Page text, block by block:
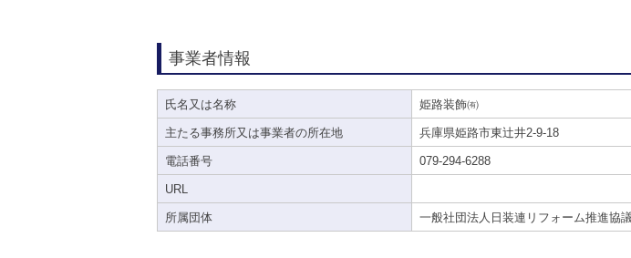
事業者情報
氏名又は名称 姫路装飾㈲
主たる事務所又は事業者の所在地 兵庫県姫路市東辻井2-9-18
電話番号 079-294-6288
URL
所属団体 一般社団法人日装連リフォーム推進協